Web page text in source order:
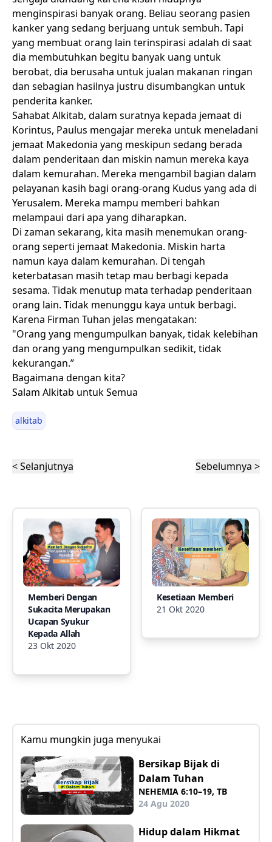
menginspirasi banyak orang. Beliau seorang pasien
kanker yang sedang berjuang untuk sembuh. Tapi
yang membuat orang lain terinspirasi adalah di saat
dia membutuhkan begitu banyak uang untuk
berobat, dia berusaha untuk jualan makanan ringan
dan sebagian hasilnya justru disumbangkan untuk
penderita kanker.
Sahabat Alkitab, dalam suratnya kepada jemaat di
Korintus, Paulus mengajar mereka untuk meneladani
jemaat Makedonia yang meskipun sedang berada
dalam penderitaan dan miskin namun mereka kaya
dalam kemurahan. Mereka mengambil bagian dalam
pelayanan kasih bagi orang-orang Kudus yang ada di
Yerusalem. Mereka mampu memberi bahkan
melampaui dari apa yang diharapkan.
Di zaman sekarang, kita masih menemukan orang-
orang seperti jemaat Makedonia. Miskin harta
namun kaya dalam kemurahan. Di tengah
keterbatasan masih tetap mau berbagi kepada
sesama. Tidak menutup mata terhadap penderitaan
orang lain. Tidak menunggu kaya untuk berbagi.
Karena Firman Tuhan jelas mengatakan:
"Orang yang mengumpulkan banyak, tidak kelebihan
dan orang yang mengumpulkan sedikit, tidak
kekurangan.”
Bagaimana dengan kita?
Salam Alkitab untuk Semua
alkitab
< Selanjutnya Sebelumnya >
Memberi Dengan
Sukacita Merupakan
Ucapan Syukur
Kepada Allah
23 Okt 2020
Kesetiaan Memberi
21 Okt 2020
Kamu mungkin juga menyukai
Bersikap Bijak di
Dalam Tuhan
NEHEMIA 6:10–19, TB
24 Agu 2020
Hidup dalam Hikmat